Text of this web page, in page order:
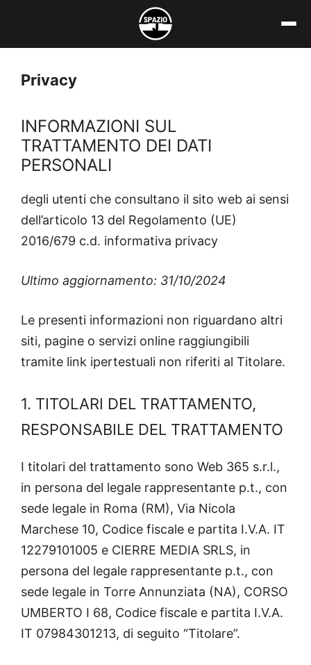
contenuto
Privacy
INFORMAZIONI SUL
TRATTAMENTO DEI DATI
PERSONALI
degli utenti che consultano il sito web ai sensi
dell’articolo 13 del Regolamento (UE)
2016/679 c.d. informativa privacy
Ultimo aggiornamento: 31/10/2024
Le presenti informazioni non riguardano altri
siti, pagine o servizi online raggiungibili
tramite link ipertestuali non riferiti al Titolare.
1. TITOLARI DEL TRATTAMENTO,
RESPONSABILE DEL TRATTAMENTO
I titolari del trattamento sono Web 365 s.r.l.,
in persona del legale rappresentante p.t., con
sede legale in Roma (RM), Via Nicola
Marchese 10, Codice fiscale e partita I.V.A. IT
12279101005 e CIERRE MEDIA SRLS, in
persona del legale rappresentante p.t., con
sede legale in Torre Annunziata (NA), CORSO
UMBERTO I 68, Codice fiscale e partita I.V.A.
IT 07984301213, di seguito “Titolare”.